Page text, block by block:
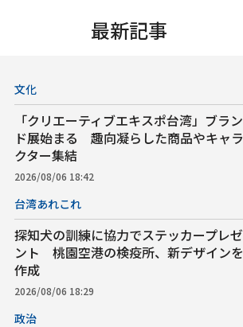
最新記事
文化
「クリエーティブエキスポ台湾」ブラン
ド展始まる 趣向凝らした商品やキャラ
クター集結
2026/08/06 18:42
台湾あれこれ
探知犬の訓練に協力でステッカープレゼ
ント 桃園空港の検疫所、新デザインを
作成
2026/08/06 18:29
政治